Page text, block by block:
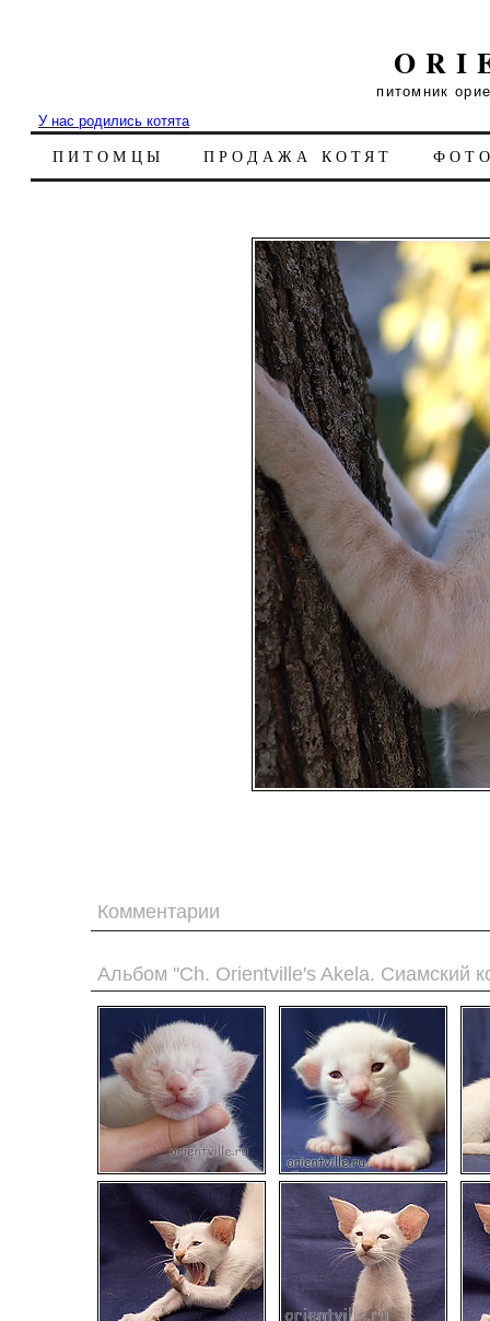
питомник
У нас родились котята
ПИТОМЦЫ ПРОДАЖА КОТЯТ
Комментарии
Альбом "Ch. Orientville's Akela. Сиамский